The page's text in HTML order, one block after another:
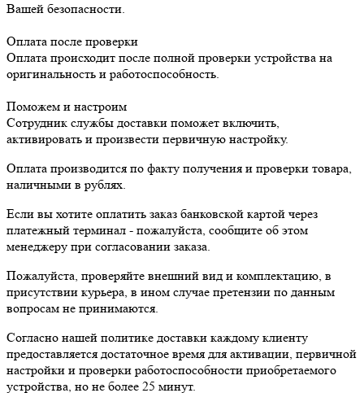
Вашей безопасности.
Оплата после проверки
Оплата происходит после полной проверки устройства на
оригинальность и работоспособность.
Поможем и настроим
Сотрудник службы доставки поможет включить,
активировать и произвести первичную настройку.
Оплата производится по факту получения и проверки товара,
наличными в рублях.
Если вы хотите оплатить заказ банковской картой через
платежный терминал - пожалуйста, сообщите об этом
менеджеру при согласовании заказа.
Пожалуйста, проверяйте внешний вид и комплектацию, в
присутствии курьера, в ином случае претензии по данным
вопросам не принимаются.
Согласно нашей политике доставки каждому клиенту
предоставляется достаточное время для активации, первичной
настройки и проверки работоспособности приобретаемого
устройства, но не более 25 минут.